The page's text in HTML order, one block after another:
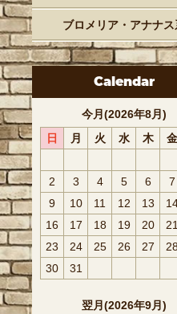
ブロメリア・アナナス
Calendar
今月(2026年8月)
日
月 火 水 木 金
2
3 4 5 6 7
9
10 11 12 13
16
17 18 19 20 21
23
24 25 26 27 28
30
31
翌月(2026年9月)